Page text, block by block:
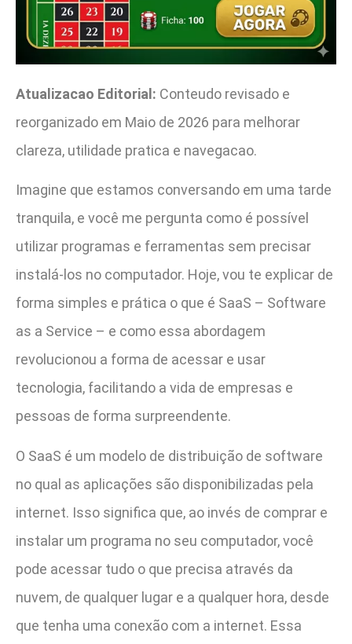
Atualizacao Editorial: Conteudo revisado e
reorganizado em Maio de 2026 para melhorar
clareza, utilidade pratica e navegacao.
Imagine que estamos conversando em uma tarde
tranquila, e você me pergunta como é possível
utilizar programas e ferramentas sem precisar
instalá-los no computador. Hoje, vou te explicar de
forma simples e prática o que é SaaS – Software
as a Service – e como essa abordagem
revolucionou a forma de acessar e usar
tecnologia, facilitando a vida de empresas e
pessoas de forma surpreendente.
O SaaS é um modelo de distribuição de software
no qual as aplicações são disponibilizadas pela
internet. Isso significa que, ao invés de comprar e
instalar um programa no seu computador, você
pode acessar tudo o que precisa através da
nuvem, de qualquer lugar e a qualquer hora, desde
que tenha uma conexão com a internet. Essa